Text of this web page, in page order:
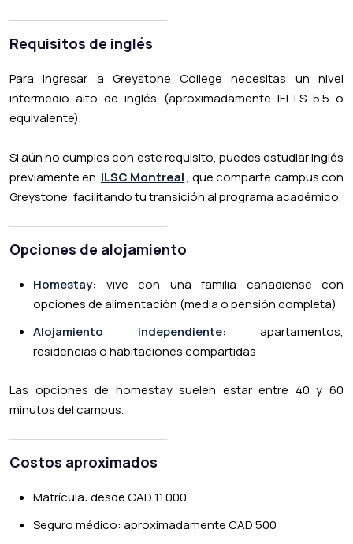
Requisitos de inglés
Para ingresar a Greystone College necesitas un nivel
intermedio alto de inglés (aproximadamente IELTS 5.5 o
equivalente).
Si aún no cumples con este requisito, puedes estudiar inglés
previamente en ILSC Montreal, que comparte campus con
Greystone, facilitando tu transición al programa académico.
Opciones de alojamiento
Homestay: vive con una familia canadiense con
opciones de alimentación (media o pensión completa)
Alojamiento independiente: apartamentos,
residencias o habitaciones compartidas
Las opciones de homestay suelen estar entre 40 y 60
minutos del campus.
Costos aproximados
Matrícula: desde CAD 11.000
Seguro médico: aproximadamente CAD 500